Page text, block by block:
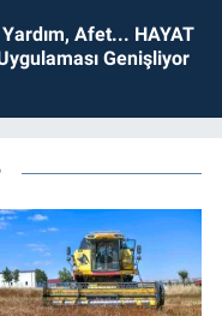
Afet... HAYAT
Genişliyor